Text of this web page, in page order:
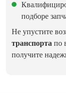
подборе
Не упустите
транспорта по
получите